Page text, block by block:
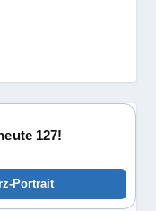
127!
Portrait